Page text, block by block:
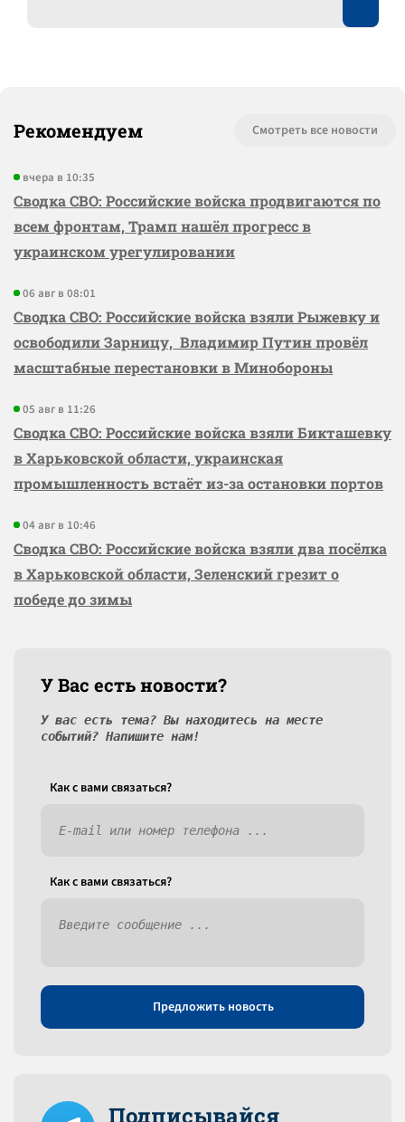
Рекомендуем Смотреть все новости
вчера в 10:35
Сводка СВО: Российские войска продвигаются по
всем фронтам, Трамп нашёл прогресс в
украинском урегулировании
06 авг в 08:01
Сводка СВО: Российские войска взяли Рыжевку и
освободили Зарницу, Владимир Путин провёл
масштабные перестановки в Минобороны
05 авг в 11:26
Сводка СВО: Российские войска взяли Бикташевку
в Харьковской области, украинская
промышленность встаёт из-за остановки портов
04 авг в 10:46
Сводка СВО: Российские войска взяли два посёлка
в Харьковской области, Зеленский грезит о
победе до зимы
У Вас есть новости?
У вас есть тема? Вы находитесь на месте
событий? Напишите нам!
Как c вами связаться?
Как c вами связаться?
Предложить новость
Подписывайся